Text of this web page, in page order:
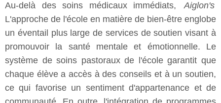
Au-delà des soins médicaux immédiats,
Aiglon's
L'approche de l'école en matière de bien-être englobe
un éventail plus large de services de soutien visant à
promouvoir la santé mentale et émotionnelle. Le
système de soins pastoraux de l'école garantit que
chaque élève a accès à des conseils et à un soutien,
ce qui favorise un sentiment d'appartenance et de